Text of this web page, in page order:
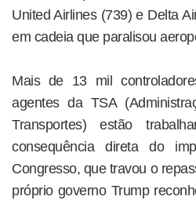
United Airlines (739) e Delta
em cadeia que paralisou
Mais de 13 mil
agentes da TSA
Transportes) estão
consequência direta do
Congresso, que travou o
próprio governo Trump